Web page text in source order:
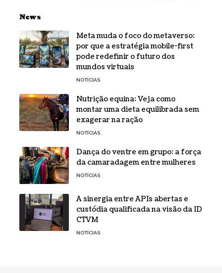
News
Meta muda o foco do metaverso:
por que a estratégia mobile-first
pode redefinir o futuro dos
mundos virtuais
NOTÍCIAS
Nutrição equina: Veja como
montar uma dieta equilibrada sem
exagerar na ração
NOTÍCIAS
Dança do ventre em grupo: a força
da camaradagem entre mulheres
NOTÍCIAS
A sinergia entre APIs abertas e
custódia qualificada na visão da ID
CTVM
NOTÍCIAS